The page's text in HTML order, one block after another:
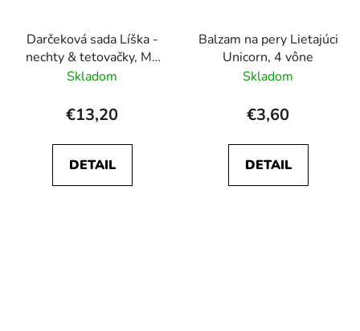
Darčeková sada Líška -
nechty & tetovačky, My
Best Friends
Skladom
€13,20
DETAIL
Balzam na pery Lietajúci
Unicorn, 4 vône
Skladom
€3,60
DETAIL